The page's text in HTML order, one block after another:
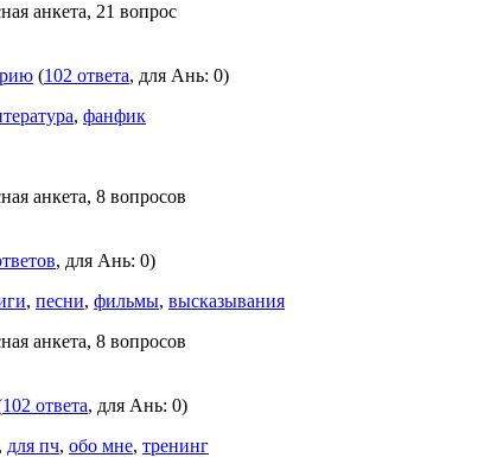
анкета, 21 вопрос
(102 ответа, для Ань: 0)
, фанфик
анкета, 8 вопросов
, для Ань: 0)
, песни, фильмы, высказывания
анкета, 8 вопросов
102 ответа, для Ань: 0)
, для пч, обо мне, тренинг